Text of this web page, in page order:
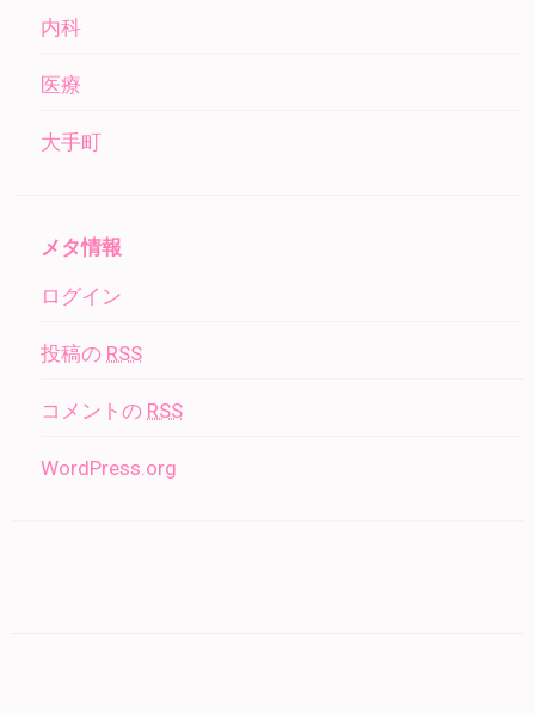
内科
医療
大手町
メタ情報
ログイン
投稿の RSS
コメントの RSS
WordPress.org